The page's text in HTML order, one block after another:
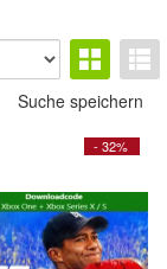
Suche speichern
- 32%